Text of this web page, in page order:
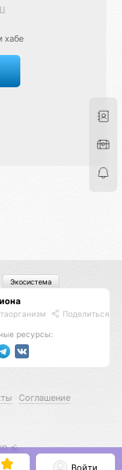
хабе
Поделиться
ресурсы:
Экосистема
Соглашение
🕉️
Войти